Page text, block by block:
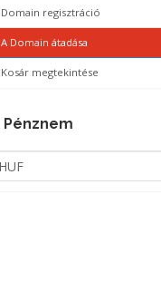
Domain regisztráció
A Domain átadása
Kosár megtekintése
Pénznem